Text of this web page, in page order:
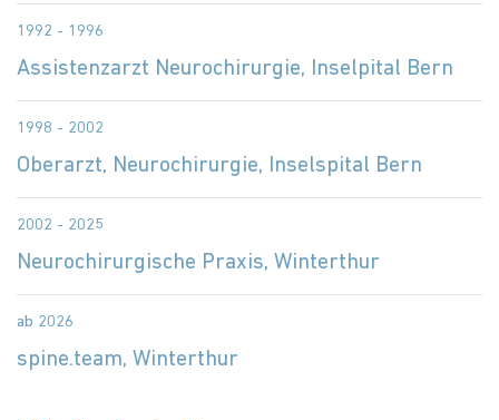
1992 - 1996
Assistenzarzt Neurochirurgie, Inselpital Bern
1998 - 2002
Oberarzt, Neurochirurgie, Inselspital Bern
2002 - 2025
Neurochirurgische Praxis, Winterthur
ab 2026
spine.team, Winterthur